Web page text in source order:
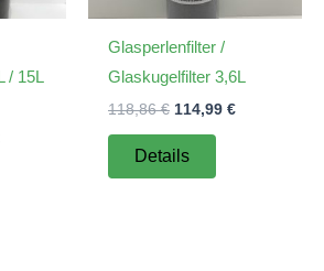
/ 15L
Aktueller
Glasperlenfilter /
Glaskugelfilter 3,6L
118,86€ Ursprünglicher
war:
118,86 €
114,99 €Aktueller
Details